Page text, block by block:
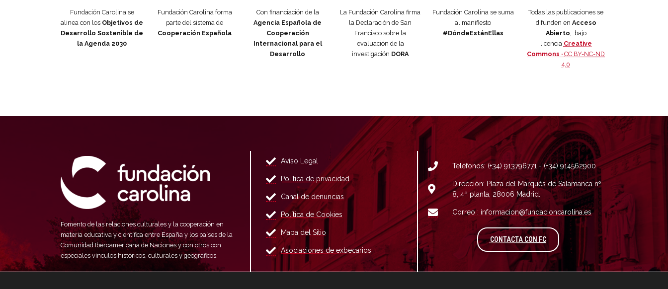
Fundación Carolina se
alinea con los Objetivos de
Desarrollo Sostenible de
la Agenda 2030
Fundación Carolina forma
parte del sistema de
Cooperación Española
Con financiación de la
Agencia Española de
Cooperación
Internacional para el
Desarrollo
La Fundación Carolina firma
la Declaración de San
Francisco sobre la
evaluación de la
investigación DORA
Fundación Carolina se suma
al manifiesto
#DóndeEstánEllas
Todas las publicaciones se
difunden en Acceso
Abierto , bajo
licencia Creative
Commons ·CC BY-NC-ND
4.0
Fomento de las relaciones culturales y la cooperación en
materia educativa y científica entre España y los países de la
Comunidad Iberoamericana de Naciones y con otros con
especiales vínculos históricos, culturales y geográficos.
Aviso Legal
Política de privacidad
Canal de denuncias
Política de Cookies
Mapa del Sitio
Asociaciones de exbecarios
Teléfonos: (+34) 913796771 - (+34) 914562900
Dirección: Plaza del Marqués de Salamanca nº
8, 4ª planta, 28006 Madrid.
Correo : informacion@fundacioncarolina.es
CONTACTA CON FCA TRAVÉS DEL FORMULARIO DE